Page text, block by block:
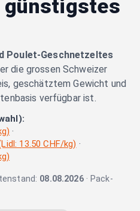
günstigstes
Poulet-Geschnetzeltes
die grossen Schweizer
geschätztem Gewicht und
verfügbar ist.
·
13.50 CHF/kg) ·
08.08.2026· Pack-